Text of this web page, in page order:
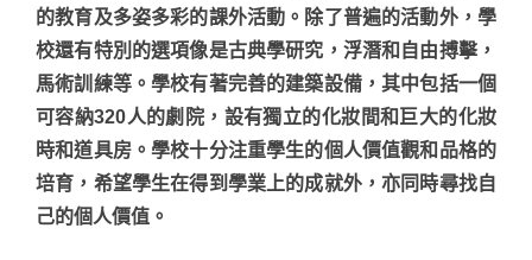
的教育及多姿多彩的課外活動。除了普遍的活動外，學
校還有特別的選項像是古典學研究，浮潛和自由搏擊，
馬術訓練等。學校有著完善的建築設備，其中包括一個
可容納320人的劇院，設有獨立的化妝間和巨大的化妝
時和道具房。學校十分注重學生的個人價值觀和品格的
培育，希望學生在得到學業上的成就外，亦同時尋找自
己的個人價值。